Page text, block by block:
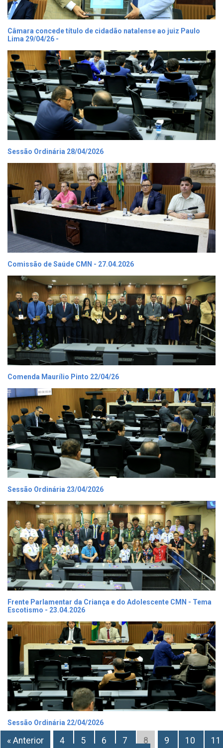
Câmara concede título de cidadão natalense ao juiz Paulo
Lima 29/04/26 -
Sessão Ordinária 28/04/2026
Comissão de Saúde CMN - 27.04.2026
Comenda Maurílio Pinto 22/04/26
Sessão Ordinária 23/04/2026
Frente Parlamentar da Criança e do Adolescente CMN - Tema
Escotismo - 23.04.2026
Sessão Ordinária 22/04/2026
« Anterior 4 5 6 7 8 9 10
11